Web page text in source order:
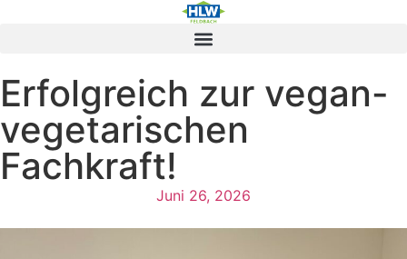
Erfolgreich zur vegan-
vegetarischen
Fachkraft!
Juni 26, 2026